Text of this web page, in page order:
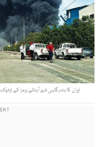
ایران کا بندرگاہی شہر آبنائے ہرمز کے